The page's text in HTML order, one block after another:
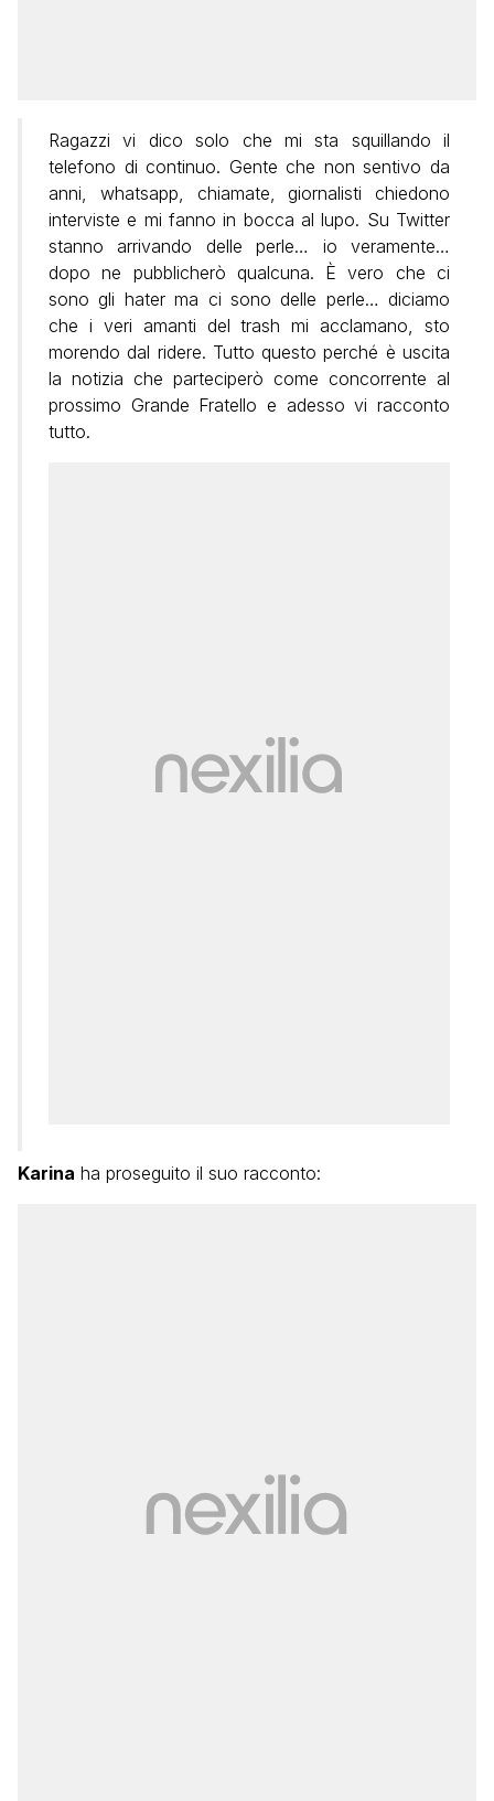
Ragazzi vi dico solo che mi sta squillando il
telefono di continuo. Gente che non sentivo da
anni, whatsapp, chiamate, giornalisti chiedono
interviste e mi fanno in bocca al lupo. Su Twitter
stanno arrivando delle perle… io veramente…
dopo ne pubblicherò qualcuna. È vero che ci
sono gli hater ma ci sono delle perle… diciamo
che i veri amanti del trash mi acclamano, sto
morendo dal ridere. Tutto questo perché è uscita
la notizia che parteciperò come concorrente al
prossimo Grande Fratello e adesso vi racconto
tutto.
Karina ha proseguito il suo racconto: